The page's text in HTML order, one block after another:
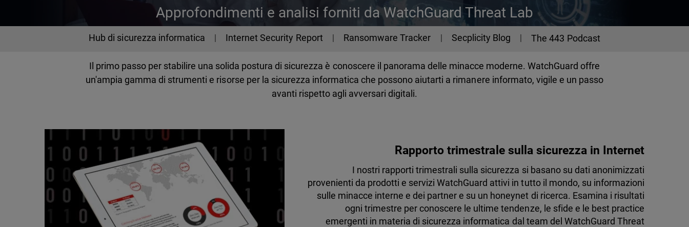
Approfondimenti e analisi forniti da WatchGuard Threat Lab
Cybersecurity
Hub di sicurezza informatica Internet Security Report Ransomware Tracker Secplicity Blog The 443 Podcast
Il primo passo per stabilire una solida postura di sicurezza è conoscere il panorama delle minacce moderne. WatchGuard offre
un'ampia gamma di strumenti e risorse per la sicurezza informatica che possono aiutarti a rimanere informato, vigile e un passo
avanti rispetto agli avversari digitali.
Rapporto trimestrale sulla sicurezza in Internet
I nostri rapporti trimestrali sulla sicurezza si basano su dati anonimizzati
provenienti da prodotti e servizi WatchGuard attivi in tutto il mondo, su informazioni
sulle minacce interne e dei partner e su un honeynet di ricerca. Esamina i risultati
ogni trimestre per conoscere le ultime tendenze, le sfide e le best practice
emergenti in materia di sicurezza informatica dal team del WatchGuard Threat